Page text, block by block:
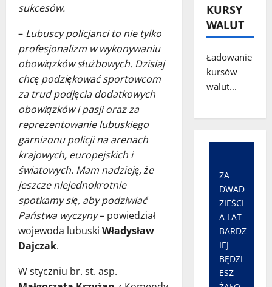
sukcesów.
– Lubuscy policjanci to nie tylko
profesjonalizm w wykonywaniu
obowiązków służbowych. Dzisiaj
chcę podziękować sportowcom
za trud podjęcia dodatkowych
obowiązków i pasji oraz za
reprezentowanie lubuskiego
garnizonu policji na arenach
krajowych, europejskich i
światowych. Mam nadzieję, że
jeszcze niejednokrotnie
spotkamy się, aby podziwiać
Państwa wyczyny– powiedział
wojewoda lubuski Władysław
Dajczak.
W styczniu br. st. asp.
KURSY
WALUT
Ładowanie
kursów
walut...
ZA
DWAD
ZIEŚCI
A LAT
BARDZ
IEJ
BĘDZI
ESZ